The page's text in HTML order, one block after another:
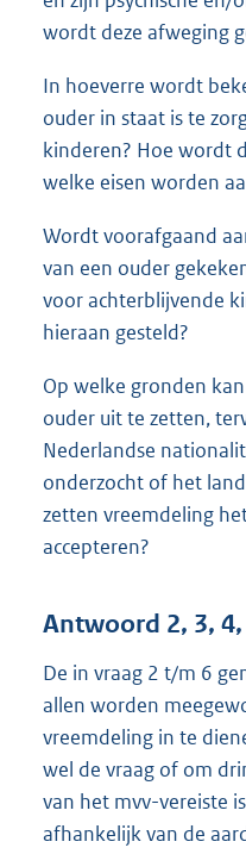
wordt deze afweging
In hoeverre wordt
ouder in staat is te
kinderen? Hoe wordt
welke eisen worden
Wordt voorafgaand
van een ouder
voor achterblijvende
hieraan gesteld?
Op welke gronden
ouder uit te zetten,
Nederlandse
onderzocht of het
zetten vreemdeling
accepteren?
Antwoord 2, 3, 4,
De in vraag 2 t/m 6
allen worden
vreemdeling in te
wel de vraag of om
van het mvv-vereiste
afhankelijk van de